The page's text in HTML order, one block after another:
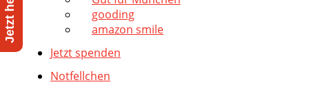
gooding
amazon smile
Jetzt spenden
Notfellchen